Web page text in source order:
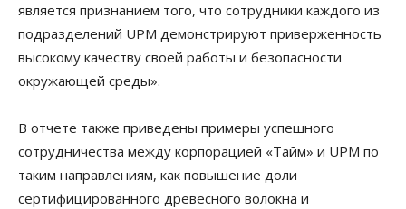
является признанием того, что сотрудники каждого из
подразделений UPM демонстрируют приверженность
высокому качеству своей работы и безопасности
окружающей среды».
В отчете также приведены примеры успешного
сотрудничества между корпорацией «Тайм» и UPM по
таким направлениям, как повышение доли
сертифицированного древесного волокна и